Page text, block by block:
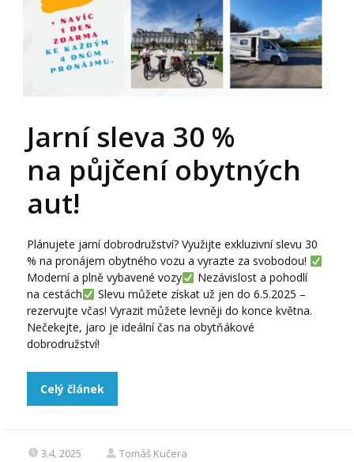
Jarní sleva 30 %
na půjčení obytných
aut!
Plánujete jarní dobrodružství? Využijte exkluzivní slevu 30
% na pronájem obytného vozu a vyrazte za svobodou!
Moderní a plně vybavené vozy
Nezávislost a pohodlí
na cestách
Slevu můžete získat už jen do 6.5.2025 –
rezervujte včas! Vyrazit můžete levněji do konce května.
Nečekejte, jaro je ideální čas na obytňákové
dobrodružství!
Celý článek
3.4. 2025 Tomáš Kučera